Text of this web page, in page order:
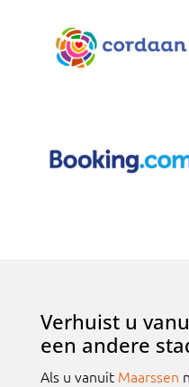
Verhuist u
een andere
Als u vanuit Maarssen